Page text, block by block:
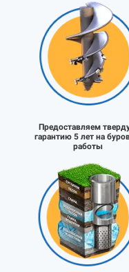
Предоставляем
гарантию 5 лет на
работы